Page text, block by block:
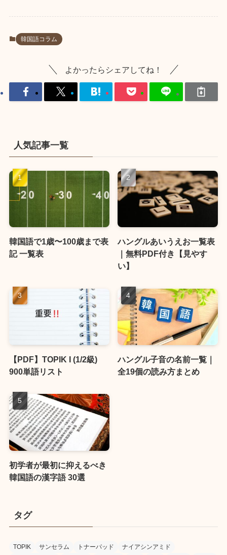
韓国語コラム
よかったらシェアしてね！
人気記事一覧
韓国語で1歳〜100歳まで表
記 一覧表
ハングルあいうえお一覧表
｜無料PDF付き【見やす
い】
【PDF】TOPIK I (1/2級)
900単語リスト
ハングル子音の名前一覧｜
全19個の読み方まとめ
初学者が最初に抑えるべき
韓国語の漢字語 30選
タグ
TOPIK サンセラム トナーパッド ナイアシンアミド